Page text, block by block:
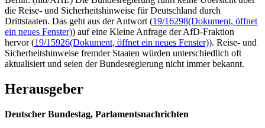
die Reise- und Sicherheitshinweise für Deutschland durch
Drittstaaten. Das geht aus der Antwort (19/16298(Dokument, öffnet
ein neues Fenster)) auf eine Kleine Anfrage der AfD-Fraktion
hervor (19/15926(Dokument, öffnet ein neues Fenster)). Reise- und
Sicherheitshinweise fremder Staaten würden unterschiedlich oft
aktualisiert und seien der Bundesregierung nicht immer bekannt.
Herausgeber
Deutscher Bundestag, Parlamentsnachrichten